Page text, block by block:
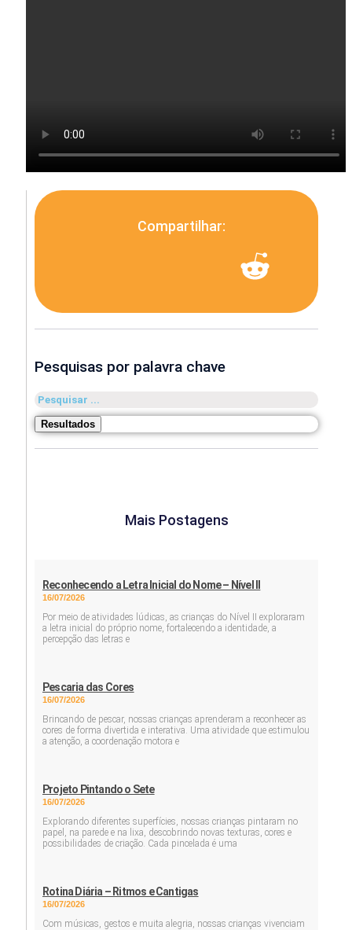
Compartilhar:
Pesquisas por palavra chave
Pesquisar
...
Resultados
Mais Postagens
Reconhecendo a Letra Inicial do Nome – Nível II
16/07/2026
Por meio de atividades lúdicas, as crianças do Nível II exploraram
a letra inicial do próprio nome, fortalecendo a identidade, a
percepção das letras e
Pescaria das Cores
16/07/2026
Brincando de pescar, nossas crianças aprenderam a reconhecer as
cores de forma divertida e interativa. Uma atividade que estimulou
a atenção, a coordenação motora e
Projeto Pintando o Sete
16/07/2026
Explorando diferentes superfícies, nossas crianças pintaram no
papel, na parede e na lixa, descobrindo novas texturas, cores e
possibilidades de criação. Cada pincelada é uma
Rotina Diária – Ritmos e Cantigas
16/07/2026
Com músicas, gestos e muita alegria, nossas crianças vivenciam